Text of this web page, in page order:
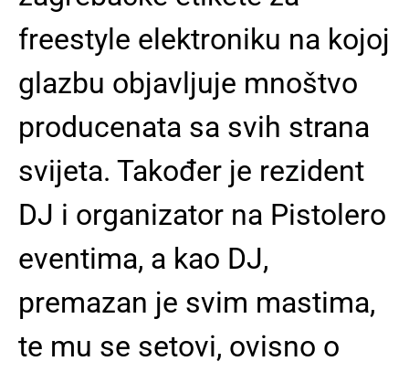
freestyle elektroniku na kojoj
glazbu objavljuje mnoštvo
producenata sa svih strana
svijeta. Također je rezident
DJ i organizator na Pistolero
eventima, a kao DJ,
premazan je svim mastima,
te mu se setovi, ovisno o